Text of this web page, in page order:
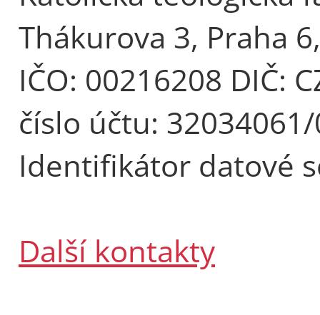
Thákurova 3, Praha
IČO: 00216208 DIČ:
číslo účtu:
Identifikátor datové
Další kontakty